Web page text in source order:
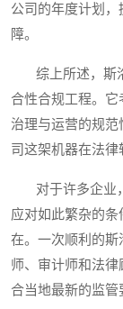
公司的年度计划
障。
综上所述，斯洛
合性合规工程。
治理与运营的规
司这架机器在法律
对于许多企业，
应对如此繁杂的
在。一次顺利的
师、审计师和法
合当地最新的监管